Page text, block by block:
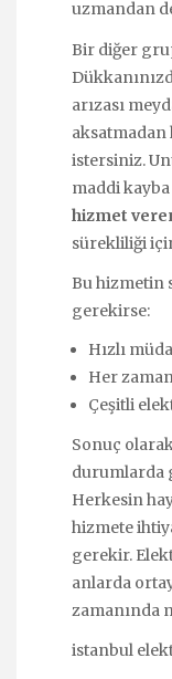
uzmandan
Bir diğer
arızası
aksatmadan
istersiniz.
maddi kayba
hizmet
sürekliliği
Bu hizmetin
gerekirse:
Hızlı
Her
Çeşitli
Sonuç
durumlarda
Herkesin
hizmete
gerekir.
anlarda
zamanında
istanbul